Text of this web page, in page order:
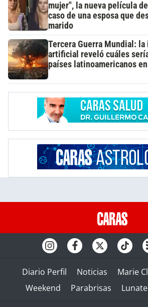
mujer", la nueva película
caso de una esposa que
marido
Tercera Guerra Mundial:
artificial reveló cuáles
países latinoamericanos
Diario Perfil Noticias Marie
Weekend
Parabrisas